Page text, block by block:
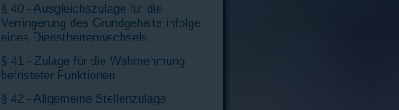
§ 40 - Ausgleichszulage für die
Verringerung des Grundgehalts infolge
eines Dienstherrenwechsels
§ 41 - Zulage für die Wahrnehmung
befristeter Funktionen
§ 42 - Allgemeine Stellenzulage